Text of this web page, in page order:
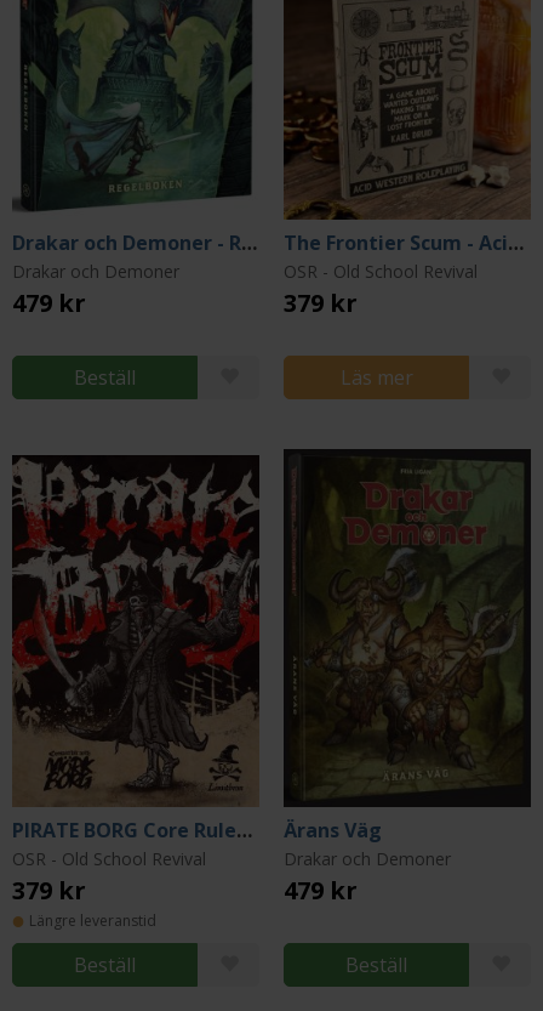
Drakar och Demoner - Regelbok
Drakar och Demoner
479 kr
Beställ
The Frontier Scum - Acid Western Roleplaying
OSR - Old School Revival
379 kr
Läs mer
PIRATE BORG Core Rulebook
OSR - Old School Revival
379 kr
Längre leveranstid
Beställ
Ärans Väg
Drakar och Demoner
479 kr
Beställ